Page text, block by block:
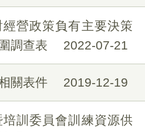
營政策負有主要決策
調查表
2022-07-21
關表件 2019-12-19
訓委員會訓練資源供